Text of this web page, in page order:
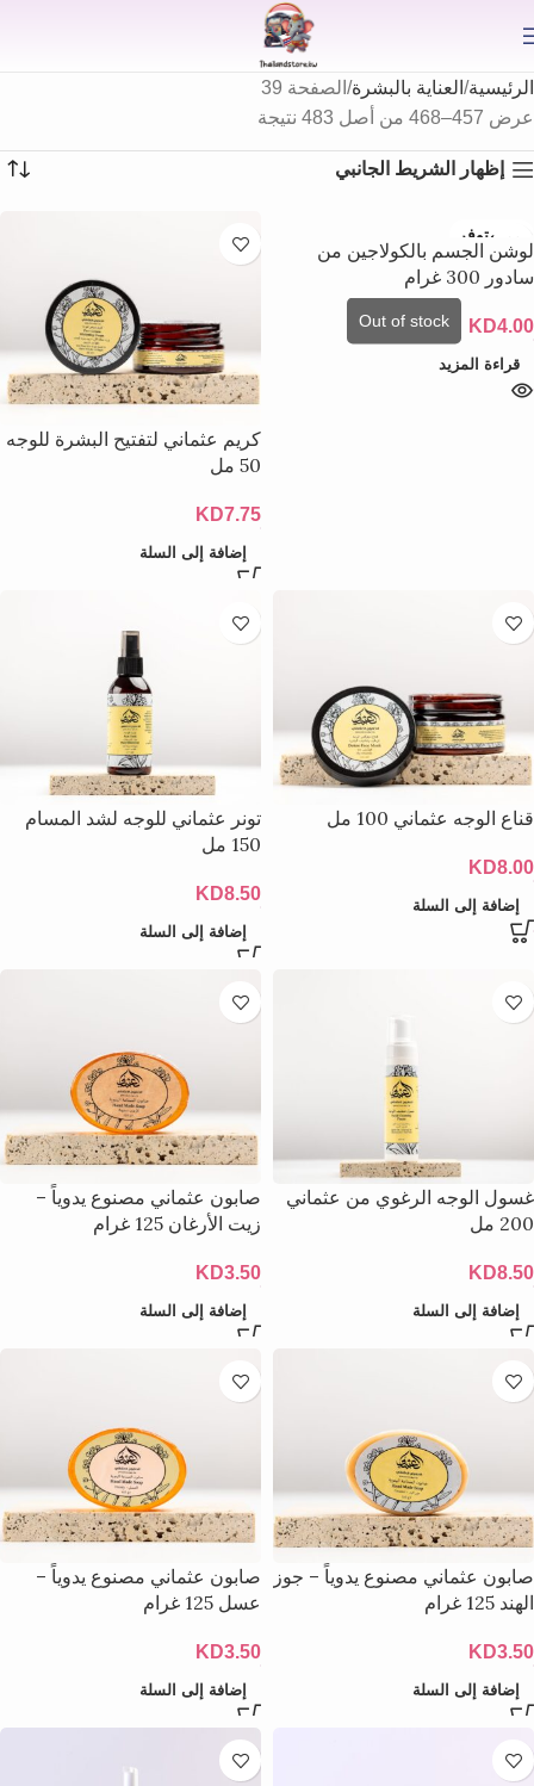
الرئيسية العناية بالبشرة الصفحة 39
عرض 457–468 من أصل 483 نتيجة
إظهار الشريط الجانبي
غير متوفر
لوشن الجسم بالكولاجين من
سادور 300 غرام
KD4.00
قراءة المزيد
كريم عثماني لتفتيح البشرة للوجه
50 مل
KD7.75
إضافة إلى السلة
قناع الوجه عثماني 100 مل
KD8.00
إضافة إلى السلة
تونر عثماني للوجه لشد المسام
150 مل
KD8.50
إضافة إلى السلة
غسول الوجه الرغوي من عثماني
200 مل
KD8.50
إضافة إلى السلة
صابون عثماني مصنوع يدوياً –
زيت الأرغان 125 غرام
KD3.50
إضافة إلى السلة
صابون عثماني مصنوع يدوياً – جوز
الهند 125 غرام
KD3.50
إضافة إلى السلة
صابون عثماني مصنوع يدوياً –
عسل 125 غرام
KD3.50
إضافة إلى السلة